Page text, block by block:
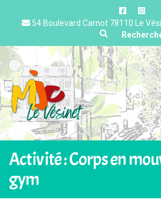
54 Boulevard Carnot 78110 Le
Expand
Activité : Corps en
gym